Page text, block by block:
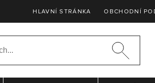
HLAVNÍ STRÁNKA OBCHODNÍ